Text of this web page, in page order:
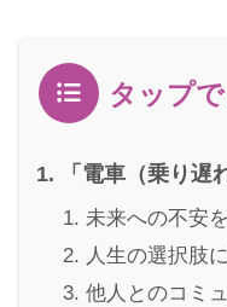
タップ
「電車（乗り遅
未来への不安
人生の選択肢
他人とのコミ